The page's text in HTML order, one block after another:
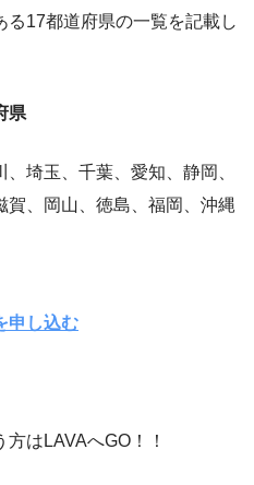
る17都道府県の一覧を記載し
県
埼玉、千葉、愛知、静岡、
賀、岡山、徳島、福岡、沖縄
申し込む
はLAVAへGO！！